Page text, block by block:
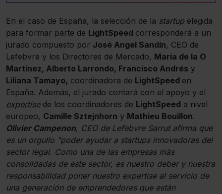
En el caso de España, la selección de la startup elegida
para formar parte de LightSpeed corresponderá a un
jurado compuesto por José Angel Sandín, CEO de
Lefebvre y los Directores de Mercado, María de la O
Martínez, Alberto Larrondo, Francisco Andrés y
Liliana Tamayo, coordinadora de LightSpeed en
España. Además, el jurado contará con el apoyo y el
expertisede los coordinadores de LightSpeed a nivel
europeo, Camille Sztejnhorn y Mathieu Bouillon.
Olivier Campenon, CEO de Lefebvre Sarrut afirma que
es un orgullo "poder ayudar a startups innovadoras del
sector legal. Como una de las empresas más
consolidadas de este sector, es nuestro deber y nuestra
responsabilidad poner nuestro expertise al servicio de
una generación de emprendedores que están